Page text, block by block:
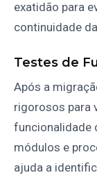
exatidão para
continuidade
Testes de
Após a
rigorosos para
funcionalidade
módulos e
ajuda a